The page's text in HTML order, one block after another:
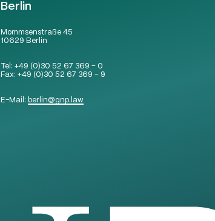
Berlin
Mommsenstraße 45
10629 Berlin
Tel: +49 (0)30 52 67 369 – 0
Fax: +49 (0)30 52 67 369 – 9
E-Mail: berlin@gnp.law